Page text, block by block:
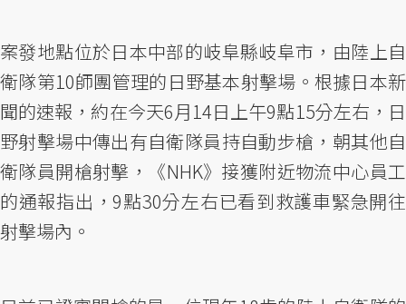
案發地點位於日本中部的岐阜縣岐阜市，由陸上自
衛隊第10師團管理的日野基本射擊場。根據日本新
聞的速報，約在今天6月14日上午9點15分左右，日
野射擊場中傳出有自衛隊員持自動步槍，朝其他自
衛隊員開槍射擊，《NHK》接獲附近物流中心員工
的通報指出，9點30分左右已看到救護車緊急開往
射擊場內。